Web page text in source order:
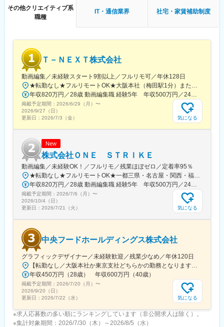
駅(福岡県)、黒崎駅前駅、京王多摩センター駅、平沼橋駅、西１１
丁目駅、上前津駅、大阪上本町駅、櫛田神社前駅、新宿駅、東池
袋駅、二重橋前駅、西早稲田駅、北品川駅、汐留駅、とうきょう
ノ口駅、京急川崎駅、石上駅、向ケ丘遊園駅、本川越駅、京成西
船駅、京成船橋駅、京成千葉駅、新津田沼駅、本八幡駅(都営線)、
リゾートゲートウェイ・ステーション駅、宮城野通駅、仙台駅(地
下鉄)、長町一丁目駅、新琴似駅、西１５丁目駅、琴似駅(札幌市
営)、円山公園駅、曽根田駅、名古屋駅、栄町駅(愛知県)、森下駅
(愛知県)、丸の内駅(愛知県)、新豊橋駅、車道駅、九条駅(京都
府)、山科駅、くいな橋駅、祇園四条駅、伏見駅(京都府)、元田中
駅、丸太町駅(京都市営)、西院駅(京福線)、大阪梅田駅(阪神線)、
駅、黒崎駅、小田急多摩センター駅、初台駅、西８丁目駅、四天
王寺前夕陽ケ丘駅、代々木駅、学習院下駅、高輪ゲートウェイ
駅、内幸町駅、岩本町駅、京急蒲田駅、京成上野駅、三越前駅、
御成門駅、銀座一丁目駅、高島町駅、高津駅(神奈川県)、蒲生駅、
東海神駅、栄町駅(千葉県)、京成八幡駅、東京ディズニーランド・
ステーション駅、北四番丁駅、西線６条駅、名鉄名古屋駅、ナゴ
ヤドーム前矢田駅、駅前駅、今池駅(愛知県)、東寺駅、四宮駅、五
条駅(京都市営)、三条駅(京都府)、近鉄丹波橋駅、西大路三条駅、
その他クリエイティブ系
職種
IT・通信業界 社宅・家賃補助制度
Ｔ－ＮＥＸＴ株式会社
動画編集／未経験スタート9割以上／フルリモ可／年休128日
★転勤なし★フルリモートOK★大阪本社（梅田駅1分）または東京支社、名古屋支社関西・一都三県・名古屋の各プロジェクト先◆勤務地・アクセス【本社】大阪府大阪市北区梅田2丁目2-2ヒルトンプラザウエスト オフィスタワー 19階阪急線「梅田駅」徒歩5分【東京支社】東京都新宿区新宿１-9-10丸の内線「新宿御苑前駅」徒歩1分各線「新宿三丁目駅」徒歩15分【名古屋支社】愛知県名古屋市西区牛島町6-1 名古屋ルーセントタワー各線「名古屋駅」徒歩5分【福岡支社】福岡県福岡市中央区天神1-14-18福岡市営地下鉄空港線「天神駅」直結七隈線「天神南駅」徒歩5分西鉄天神大牟田線「西鉄福岡（天神）駅」徒歩6分◎受動喫煙対策あり：オフィス内禁煙
年収820万円／28歳 動画編集職 経験5年 年収500万円／24歳 動画編集職 経験2年
掲載予定期間： 2026/6/29（月） 〜
2026/9/27（日）
更新日： 2026/7/3（金） 気になる
New
株式会社ＯＮＥ ＳＴＲＩＫＥ
動画編集／未経験OK！／フルリモ／残業ほぼゼロ／定着率95％
★転勤なし★フルリモートOK★一都三県・名古屋・関西・福岡の各プロジェクト先勤務地・アクセス【本社】東京都渋谷区恵比寿西2-8-4 EX恵比寿西ビル5FJR山手線、埼京線、湘南新宿ライン、東京メトロ日比谷線「恵比寿駅」より徒歩6分東急東横線「代官山駅」より徒歩6分【新宿支社】東京都新宿区富久町16-15 新宿MYビル2F丸ノ内線「新宿御苑前駅」より徒歩5分新宿線、丸ノ内線、副都心線「新宿三丁目駅」より徒歩8分【大阪支社】大阪府大阪市北区大深町6-38JR各線「大阪駅」より徒歩7分大阪メトロ御堂筋線「梅田駅」より徒歩8分阪急各線「大阪梅田駅」より徒歩9分【名古屋支社】愛知県名古屋市西区牛島町6-1 名古屋ルーセントタワー各線「名古屋駅」徒歩5分【福岡支社】福岡県福岡市中央区天神1-14-18福岡市営地下鉄空港線「天神駅」直結七隈線「天神南駅」徒歩5分西鉄天神大牟田線「西鉄福岡（天神）駅」徒歩6分◎受動喫煙対策あり：オフィス内禁煙
年収820万円／28歳 動画編集職 経験5年 年収500万円／24歳 動画編集職 経験2年
掲載予定期間： 2026/7/6（月） 〜
2026/10/4（日）
更新日： 2026/7/21（火） 気になる
中央フードホールディングス株式会社
グラフィックデザイナー／未経験歓迎／残業少なめ／年休120日
【転勤なし／大阪本社か東京支社どちらかの勤務となります】★大阪本社大阪府大阪市福島区野田2-14-10★東京支社東京都千代田区丸の内1-1-3 日本生命丸の内ガーデンタワーB1※受動喫煙対策：敷地内禁煙
年収450万円（28歳） 年収600万円（40歳）
掲載予定期間： 2026/7/20（月） 〜
2026/9/20（日）
更新日： 2026/7/22（水） 気になる
※求人応募数の多い順にランキングしています（非公開求人は除く）。
※集計対象期間：2026/7/30（木）～2026/8/5（水）